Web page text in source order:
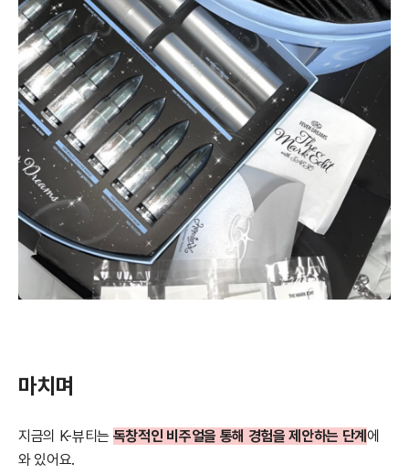
마치며
지금의 K-뷰티는 독창적인 비주얼을 통해 경험을 제안하는 단계에
와 있어요.